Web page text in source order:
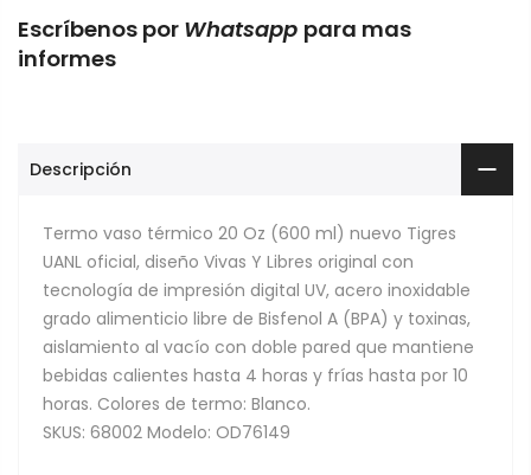
Escríbenos por Whatsapp para mas
informes
Descripción
Termo vaso térmico 20 Oz (600 ml) nuevo Tigres
UANL oficial, diseño Vivas Y Libres original con
tecnología de impresión digital UV, acero inoxidable
grado alimenticio libre de Bisfenol A (BPA) y toxinas,
aislamiento al vacío con doble pared que mantiene
bebidas calientes hasta 4 horas y frías hasta por 10
horas. Colores de termo: Blanco.
SKUS: 68002 Modelo: OD76149